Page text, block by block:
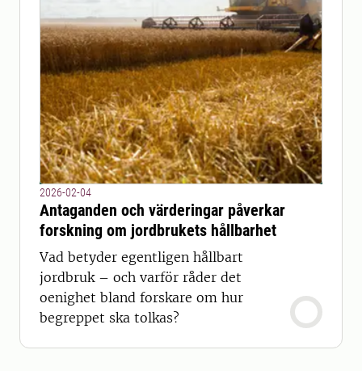
2026-02-04
Antaganden och värderingar påverkar
forskning om jordbrukets hållbarhet
Vad betyder egentligen hållbart
jordbruk – och varför råder det
oenighet bland forskare om hur
begreppet ska tolkas?